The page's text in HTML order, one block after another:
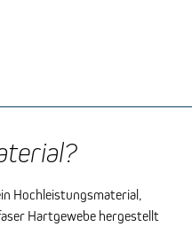
Hochleistungsmaterial,
Hartgewebe hergestellt